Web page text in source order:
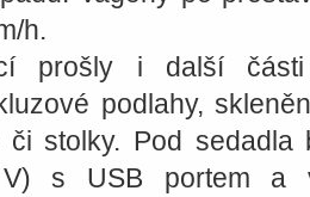
h.
prošly i další
podlahy,
či stolky. Pod
s USB portem a